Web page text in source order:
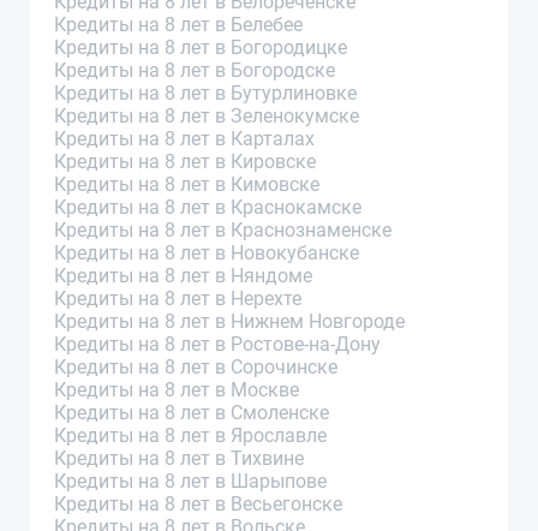
Кредиты на 8 лет в Белебее
Кредиты на 8 лет в Богородицке
Кредиты на 8 лет в Богородске
Кредиты на 8 лет в Бутурлиновке
Кредиты на 8 лет в Зеленокумске
Кредиты на 8 лет в Карталах
Кредиты на 8 лет в Кировске
Кредиты на 8 лет в Кимовске
Кредиты на 8 лет в Краснокамске
Кредиты на 8 лет в Краснознаменске
Кредиты на 8 лет в Новокубанске
Кредиты на 8 лет в Няндоме
Кредиты на 8 лет в Нерехте
Кредиты на 8 лет в Нижнем Новгороде
Кредиты на 8 лет в Ростове-на-Дону
Кредиты на 8 лет в Сорочинске
Кредиты на 8 лет в Москве
Кредиты на 8 лет в Смоленске
Кредиты на 8 лет в Ярославле
Кредиты на 8 лет в Тихвине
Кредиты на 8 лет в Шарыпове
Кредиты на 8 лет в Весьегонске